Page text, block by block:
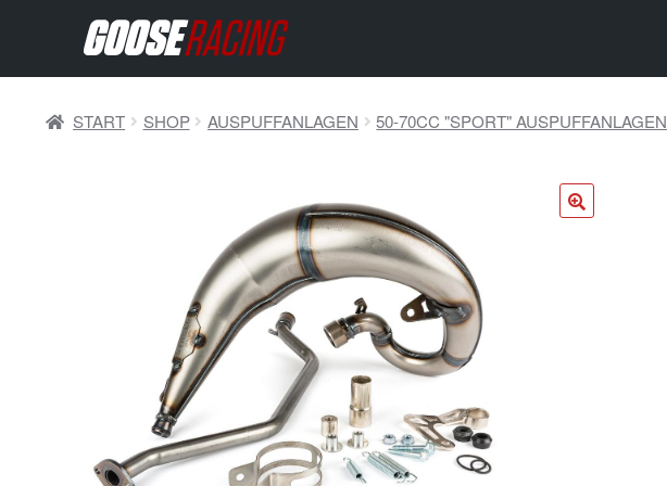
START SHOP AUSPUFFANLAGEN 50-70CC "SPORT" AUSPUFFANLAGEN